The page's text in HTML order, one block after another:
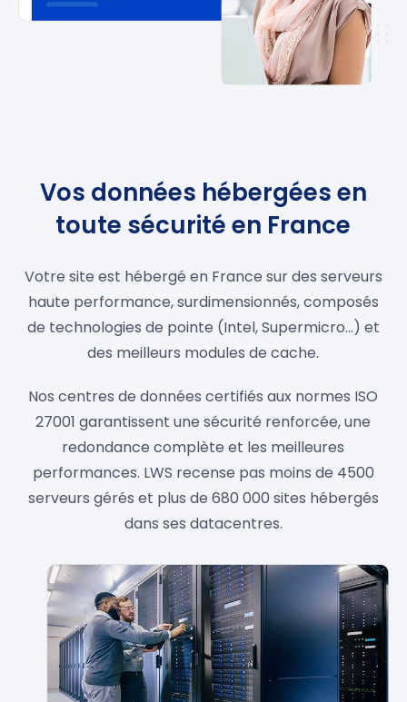
Vos données hébergées en
toute sécurité en France
Votre site est hébergé en France sur des serveurs
haute performance, surdimensionnés, composés
de technologies de pointe (Intel, Supermicro…) et
des meilleurs modules de cache.
Nos centres de données certifiés aux normes ISO
27001 garantissent une sécurité renforcée, une
redondance complète et les meilleures
performances. LWS recense pas moins de 4500
serveurs gérés et plus de 680 000 sites hébergés
dans ses datacentres.